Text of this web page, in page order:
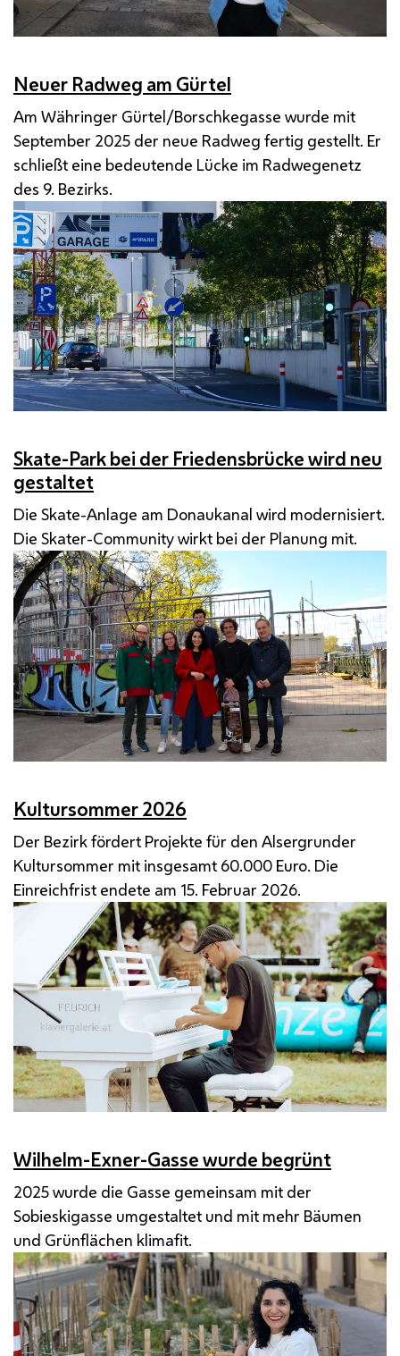
Neuer Radweg am Gürtel
Am Währinger Gürtel/Borschkegasse wurde mit
September 2025 der neue Radweg fertig gestellt. Er
schließt eine bedeutende Lücke im Radwegenetz
des 9. Bezirks.
Skate-Park bei der Friedensbrücke wird neu
gestaltet
Die Skate-Anlage am Donaukanal wird modernisiert.
Die Skater-Community wirkt bei der Planung mit.
Kultursommer 2026
Der Bezirk fördert Projekte für den Alsergrunder
Kultursommer mit insgesamt 60.000 Euro. Die
Einreichfrist endete am 15. Februar 2026.
Wilhelm-Exner-Gasse wurde begrünt
2025 wurde die Gasse gemeinsam mit der
Sobieskigasse umgestaltet und mit mehr Bäumen
und Grünflächen klimafit.